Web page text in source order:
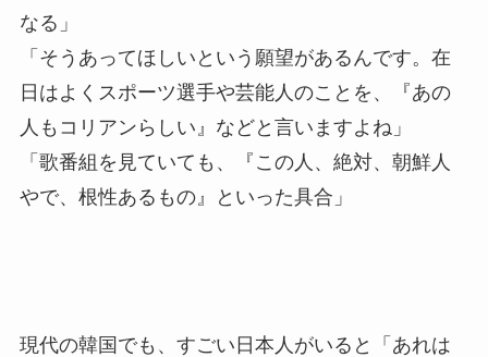
なる」
「そうあってほしいという願望があるんです。在
日はよくスポーツ選手や芸能人のことを、『あの
人もコリアンらしい』などと言いますよね」
「歌番組を見ていても、『この人、絶対、朝鮮人
やで、根性あるもの』といった具合」
現代の韓国でも、すごい日本人がいると「あれは